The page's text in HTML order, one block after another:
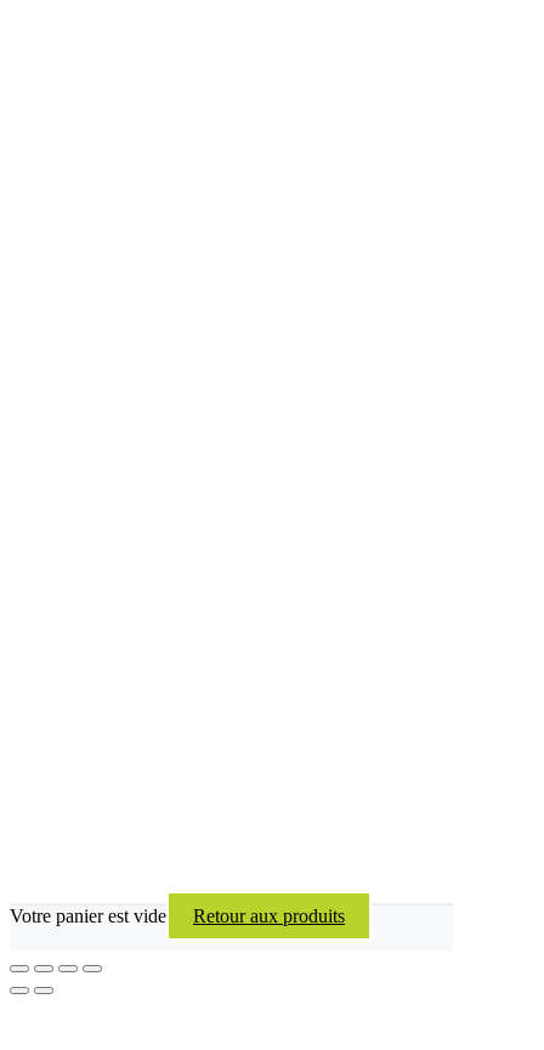
Votre panier est vide Retour aux produits